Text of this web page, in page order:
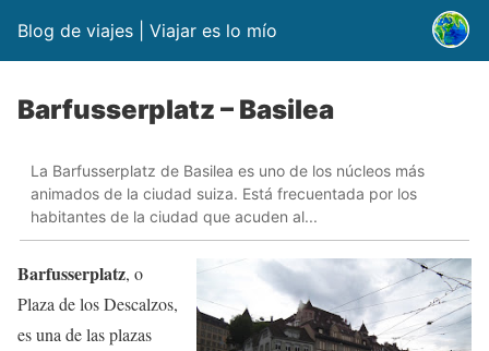
Blog de viajes | Viajar es lo mío
Barfusserplatz – Basilea
La Barfusserplatz de Basilea es uno de los núcleos más
animados de la ciudad suiza. Está frecuentada por los
habitantes de la ciudad que acuden al...
Barfusserplatz, o
Plaza de los Descalzos,
es una de las plazas